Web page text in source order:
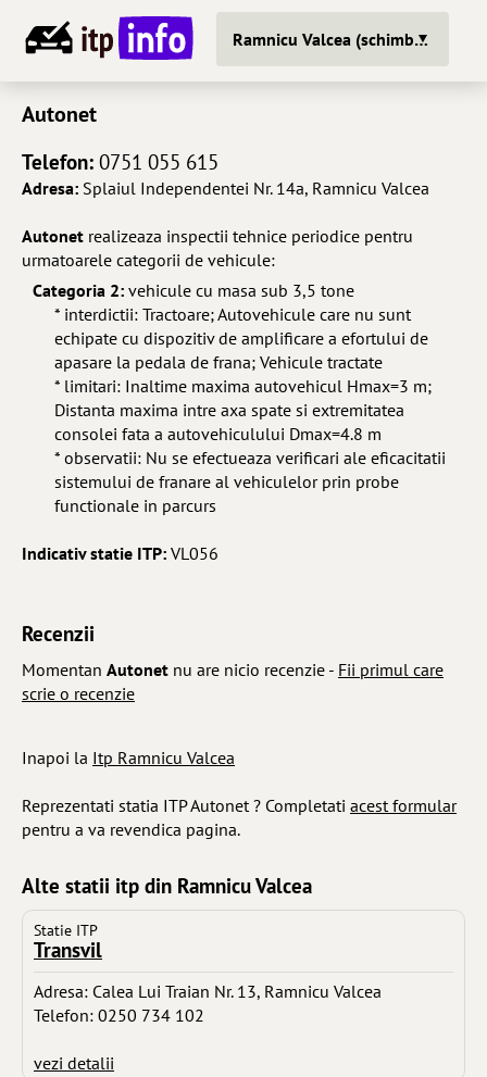
Ramnicu Valcea (schimba oras)
Autonet
Telefon: 0751 055 615
Adresa: Splaiul Independentei Nr. 14a, Ramnicu Valcea
Autonet realizeaza inspectii tehnice periodice pentru
urmatoarele categorii de vehicule:
Categoria 2: vehicule cu masa sub 3,5 tone
* interdictii: Tractoare; Autovehicule care nu sunt
echipate cu dispozitiv de amplificare a efortului de
apasare la pedala de frana; Vehicule tractate
* limitari: Inaltime maxima autovehicul Hmax=3 m;
Distanta maxima intre axa spate si extremitatea
consolei fata a autovehiculului Dmax=4.8 m
* observatii: Nu se efectueaza verificari ale eficacitatii
sistemului de franare al vehiculelor prin probe
functionale in parcurs
Indicativ statie ITP: VL056
Recenzii
Momentan Autonet nu are nicio recenzie - Fii primul care
scrie o recenzie
Inapoi la Itp Ramnicu Valcea
Reprezentati statia ITP Autonet ? Completati acest formular
pentru a va revendica pagina.
Alte statii itp din Ramnicu Valcea
Statie ITP
Transvil
Adresa: Calea Lui Traian Nr. 13, Ramnicu Valcea
Telefon: 0250 734 102
vezi detalii